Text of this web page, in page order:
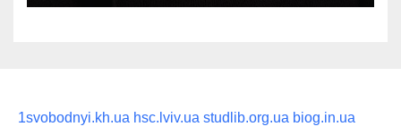
1svobodnyi.kh.ua hsc.lviv.ua studlib.org.ua biog.in.ua